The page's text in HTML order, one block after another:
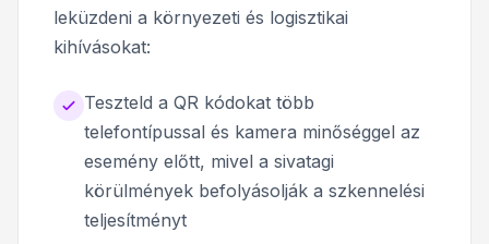
leküzdeni a környezeti és logisztikai
kihívásokat:
Teszteld a QR kódokat több
telefontípussal és kamera minőséggel az
esemény előtt, mivel a sivatagi
körülmények befolyásolják a szkennelési
teljesítményt